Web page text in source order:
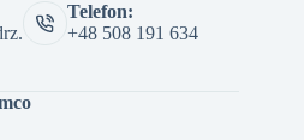
Telefon:
+48 508 191 634